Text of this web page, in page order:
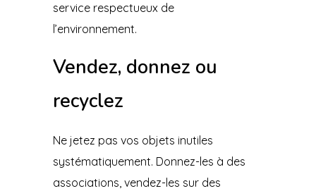
service respectueux de
l’environnement.
Vendez, donnez ou
recyclez
Ne jetez pas vos objets inutiles
systématiquement. Donnez-les à des
associations, vendez-les sur des